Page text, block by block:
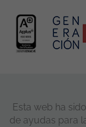
Esta web ha
de ayudas para